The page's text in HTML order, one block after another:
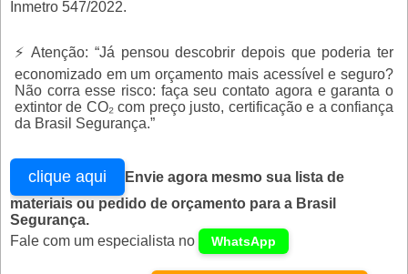
Inmetro 547/2022.
⚡ Atenção: “Já pensou descobrir depois que poderia ter
economizado em um orçamento mais acessível e seguro?
Não corra esse risco: faça seu contato agora e garanta o
extintor de CO₂ com preço justo, certificação e a confiança
da Brasil Segurança.”
clique aqui
Envie agora mesmo sua lista de
materiais ou pedido de orçamento para a Brasil
Segurança.
Fale com um especialista no
WhatsApp